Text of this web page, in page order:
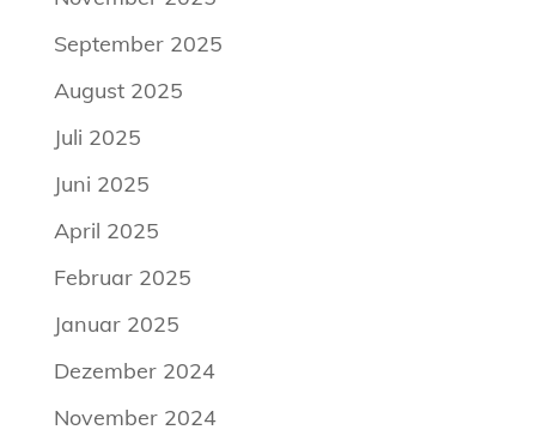
September 2025
August 2025
Juli 2025
Juni 2025
April 2025
Februar 2025
Januar 2025
Dezember 2024
November 2024